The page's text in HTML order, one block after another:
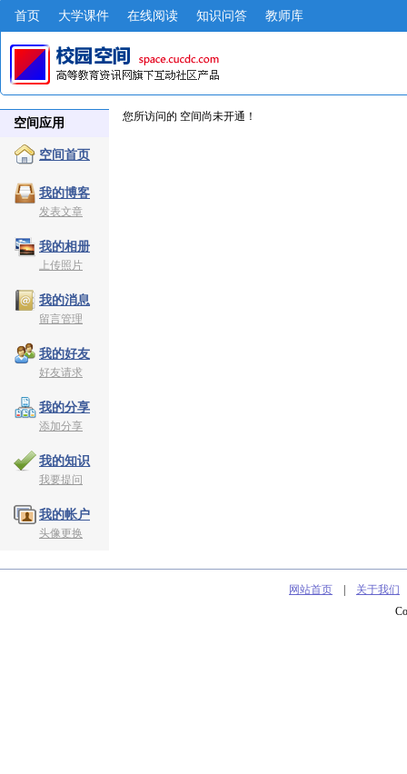
首页 大学课件 在线阅读 知识问答 教师库
空间应用
空间首页
我的博客
发表文章
我的相册
上传照片
我的消息
留言管理
我的好友
好友请求
我的分享
添加分享
我的知识
我要提问
我的帐户
头像更换
您所访问的 空间尚未开通！
网站首页 关于我们